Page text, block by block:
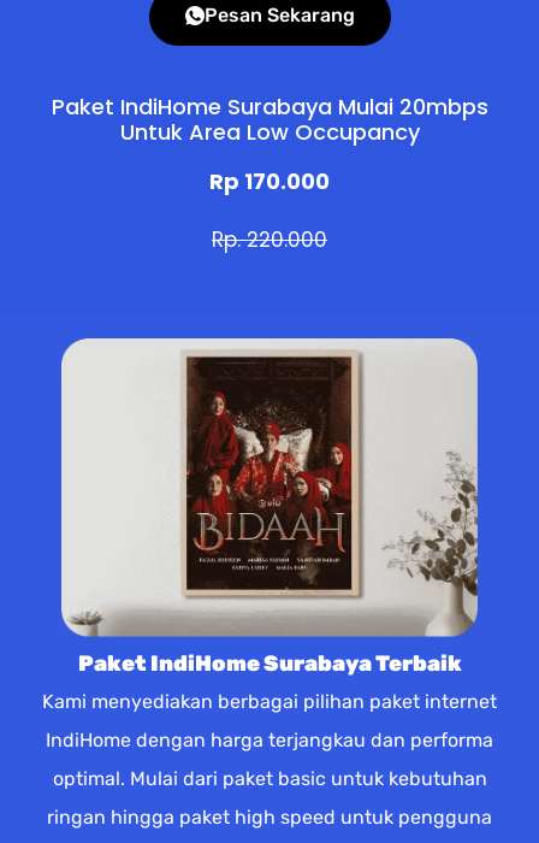
Pesan Sekarang
Paket IndiHome Surabaya Mulai 20mbps
Untuk Area Low Occupancy
Rp 170.000
Rp. 220.000
Paket IndiHome Surabaya Terbaik
Kami menyediakan berbagai pilihan paket internet
IndiHome dengan harga terjangkau dan performa
optimal. Mulai dari paket basic untuk kebutuhan
ringan hingga paket high speed untuk pengguna